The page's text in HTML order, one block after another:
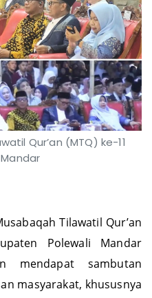
Qur’an (MTQ) ke-11
Tilawatil Qur’an
Polewali Mandar
mendapat sambutan
masyarakat, khususnya